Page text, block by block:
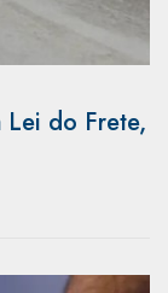
Lei do Frete,